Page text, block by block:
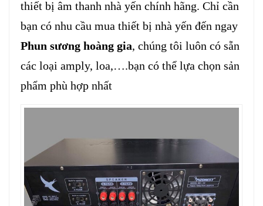
thiết bị âm thanh nhà yến chính hãng. Chỉ cần
bạn có nhu cầu mua thiết bị nhà yến đến ngay
Phun sương hoàng gia, chúng tôi luôn có sẵn
các loại amply, loa,….bạn có thể lựa chọn sản
phẩm phù hợp nhất